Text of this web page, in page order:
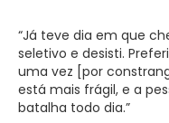
“Já teve dia em que
seletivo e desisti.
uma vez [por
está mais frágil, e a
batalha todo dia.”